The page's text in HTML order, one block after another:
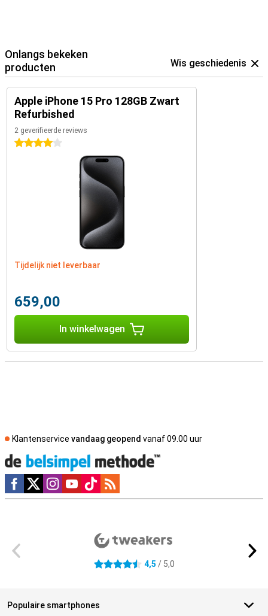
Onlangs bekeken
producten
Wis geschiedenis
Apple iPhone 15 Pro 128GB Zwart
Refurbished
2 geverifieerde reviews
4 sterren
Tijdelijk niet leverbaar
659,00
In winkelwagen
Klantenservice vandaag geopend vanaf 09.00 uur
Social media
4.5 sterren 4,5 / 5,0
Populaire smartphones